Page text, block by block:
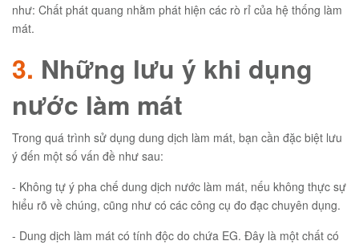
như: Chất phát quang nhằm phát hiện các rò rỉ của hệ thống làm
mát.
3. Những lưu ý khi dụng
nước làm mát
Trong quá trình sử dụng dung dịch làm mát, bạn cần đặc biệt lưu
ý đến một số vấn đề như sau:
- Không tự ý pha chế dung dịch nước làm mát, nếu không thực sự
hiểu rõ về chúng, cũng như có các công cụ đo đạc chuyên dụng.
- Dung dịch làm mát có tính độc do chứa EG. Đây là một chất có